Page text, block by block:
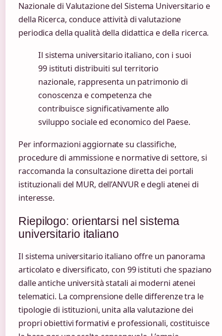
Nazionale di Valutazione del Sistema Universitario e
della Ricerca, conduce attività di valutazione
periodica della qualità della didattica e della ricerca.
Il sistema universitario italiano, con i suoi
99 istituti distribuiti sul territorio
nazionale, rappresenta un patrimonio di
conoscenza e competenza che
contribuisce significativamente allo
sviluppo sociale ed economico del Paese.
Per informazioni aggiornate su classifiche,
procedure di ammissione e normative di settore, si
raccomanda la consultazione diretta dei portali
istituzionali del MUR, dell’ANVUR e degli atenei di
interesse.
Riepilogo: orientarsi nel sistema
universitario italiano
Il sistema universitario italiano offre un panorama
articolato e diversificato, con 99 istituti che spaziano
dalle antiche università statali ai moderni atenei
telematici. La comprensione delle differenze tra le
tipologie di istituzioni, unita alla valutazione dei
propri obiettivi formativi e professionali, costituisce